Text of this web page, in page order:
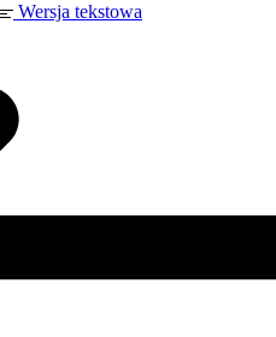
Wersja tekstowa